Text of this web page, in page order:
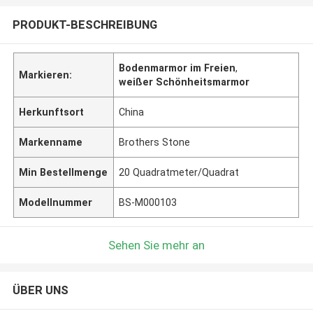
PRODUKT-BESCHREIBUNG
Markieren:
Bodenmarmor im Freien,
weißer Schönheitsmarmor
Herkunftsort China
Markenname Brothers Stone
Min Bestellmenge 20 Quadratmeter/Quadrat
Modellnummer BS-M000103
Sehen Sie mehr an
ÜBER UNS